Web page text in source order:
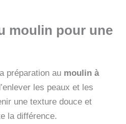
moulin pour une
préparation au moulin à
les peaux et les
une texture douce et
la différence.